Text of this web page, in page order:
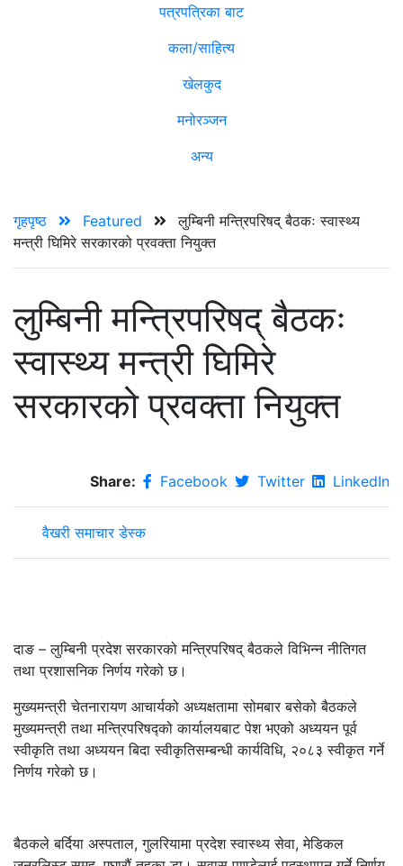
पत्रपत्रिका बाट
कला/साहित्य
खेलकुद
मनोरञ्जन
अन्य
गृहपृष्ठ Featured
लुम्बिनी मन्त्रिपरिषद् बैठकः स्वास्थ्य
मन्त्री घिमिरे सरकारको प्रवक्ता नियुक्त
लुम्बिनी मन्त्रिपरिषद् बैठकः
स्वास्थ्य मन्त्री घिमिरे
सरकारको प्रवक्ता नियुक्त
Share: Facebook Twitter LinkedIn
वैखरी समाचार डेस्क
दाङ – लुम्बिनी प्रदेश सरकारको मन्त्रिपरिषद् बैठकले विभिन्न नीतिगत
तथा प्रशासनिक निर्णय गरेको छ।
मुख्यमन्त्री चेतनारायण आचार्यको अध्यक्षतामा सोमबार बसेको बैठकले
मुख्यमन्त्री तथा मन्त्रिपरिषद्को कार्यालयबाट पेश भएको अध्ययन पूर्व
स्वीकृति तथा अध्ययन बिदा स्वीकृतिसम्बन्धी कार्यविधि, २०८३ स्वीकृत गर्ने
निर्णय गरेको छ।
बैठकले बर्दिया अस्पताल, गुलरियामा प्रदेश स्वास्थ्य सेवा, मेडिकल